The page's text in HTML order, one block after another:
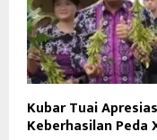
Kubar Tuai
Keberhasilan Peda